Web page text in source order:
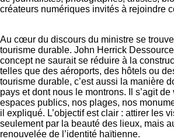
créateurs numériques invités à rejoindre
Au cœur du discours du ministre se
tourisme durable. John Herrick
concept ne saurait se réduire à la
telles que des aéroports, des hôtels ou
tourisme durable, c’est aussi la manière
pays et dont nous le montrons. Il s’agit
espaces publics, nos plages, nos
il expliqué. L’objectif est clair : attirer les
seulement par la beauté des lieux, mais
renouvelée de l’identité haïtienne.